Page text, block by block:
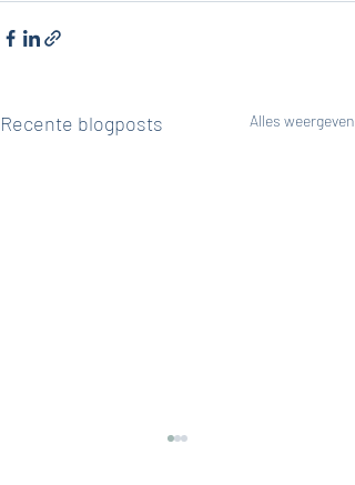
Recente blogposts Alles weergeven